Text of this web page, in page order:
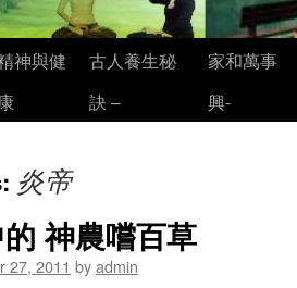
神與健
康
古人養生秘
訣 –
家和萬事
興-
炎帝
神農嚐百草
27, 2011 byadmin